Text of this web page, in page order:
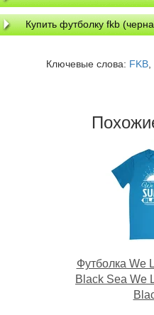
Купить футболку fkb
Ключевые слова: FKB,
Футболка We
Black Sea We